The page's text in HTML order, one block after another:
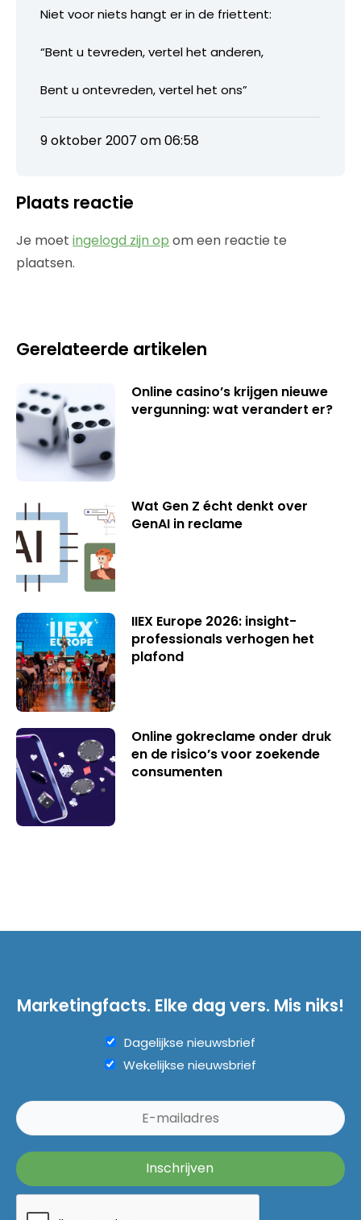
Niet voor niets hangt er in de friettent:
“Bent u tevreden, vertel het anderen,
Bent u ontevreden, vertel het ons”
9 oktober 2007 om 06:58
Plaats reactie
Je moet ingelogd zijn op om een reactie te
plaatsen.
Gerelateerde artikelen
Online casino’s krijgen nieuwe
vergunning: wat verandert er?
Wat Gen Z écht denkt over
GenAI in reclame
IIEX Europe 2026: insight-
professionals verhogen het
plafond
Online gokreclame onder druk
en de risico’s voor zoekende
consumenten
Marketingfacts. Elke dag vers. Mis niks!
Dagelijkse nieuwsbrief
Wekelijkse nieuwsbrief